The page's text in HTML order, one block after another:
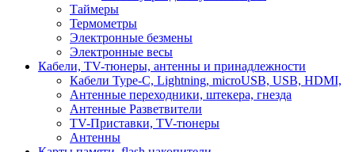
Таймеры
Термометры
Электронные безмены
Электронные весы
Кабели, TV-тюнеры, антенны и принадлежности
Кабели Type-C, Lightning, microUSB, USB, HDMI,
Антенные переходники, штекера, гнезда
Антенные Разветвители
TV-Приставки, TV-тюнеры
Антенны